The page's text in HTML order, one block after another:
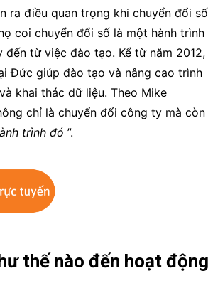
ra điều quan trọng khi chuyển đổi số
coi chuyển đổi số là một hành trình
từ việc đào tạo. Kể từ năm 2012,
Đức giúp đào tạo và nâng cao trình
khai thác dữ liệu. Theo Mike
chỉ là chuyển đổi công ty mà còn
trình đó ”.
thế nào đến hoạt động